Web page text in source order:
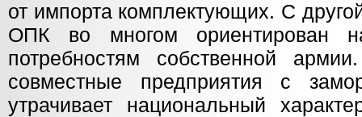
от импорта комплектующих. С
ОПК во многом ориентирован
потребностям собственной
совместные предприятия с
утрачивает национальный